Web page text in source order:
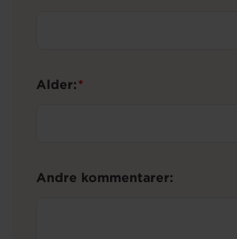
Alder:
Andre kommentarer: